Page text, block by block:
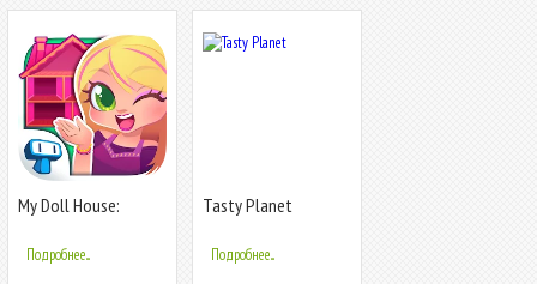
My Doll House:
Подробнее...
Tasty Planet
Подробнее...